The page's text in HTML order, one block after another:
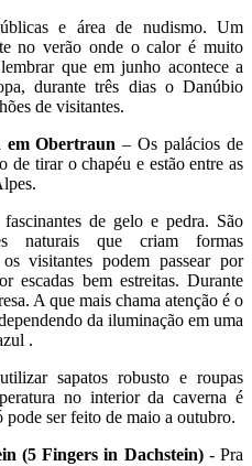
e área de nudismo. Um
no verão onde o calor é muito
que em junho acontece a
durante três dias o Danúbio
de visitantes.
em Obertraun – Os palácios de
de tirar o chapéu e estão entre as
de gelo e pedra. São
naturais que criam formas
visitantes podem passear por
escadas bem estreitas. Durante
A que mais chama atenção é o
da iluminação em uma
.
sapatos robusto e roupas
no interior da caverna é
pode ser feito de maio a outubro.
(5 Fingers in Dachstein)- Pra